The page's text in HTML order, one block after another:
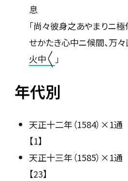
息
「尚々彼身之あやまりニ
せかたき心中ニ候間、万々
火中〳〵 」
年代別
天正十二年（1584）×1通
【1】
天正十三年（1585）×1通
【23】